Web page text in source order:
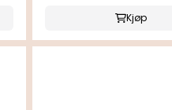
Kjøp